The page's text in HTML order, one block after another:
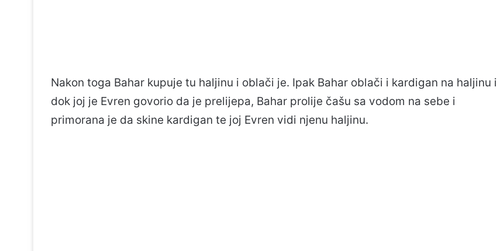
Nakon toga Bahar kupuje tu haljinu i oblači je. Ipak Bahar oblači i kardigan na haljinu i
dok joj je Evren govorio da je prelijepa, Bahar prolije čašu sa vodom na sebe i
primorana je da skine kardigan te joj Evren vidi njenu haljinu.